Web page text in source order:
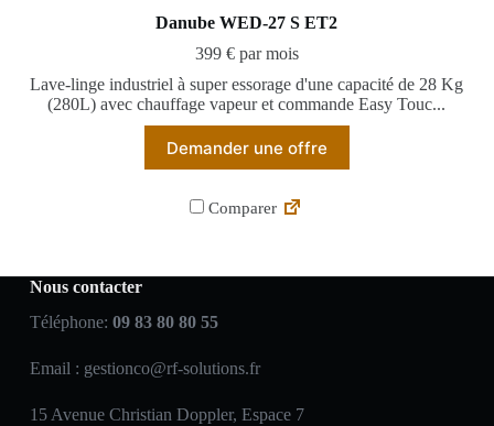
Danube WED-27 S ET2
399 € par mois
Lave-linge industriel à super essorage d'une capacité de 28 Kg
(280L) avec chauffage vapeur et commande Easy Touc...
Demander une offre
Comparer
Nous contacter
Téléphone: 09 83 80 80 55
Email : gestionco@rf-solutions.fr
15 Avenue Christian Doppler, Espace 7